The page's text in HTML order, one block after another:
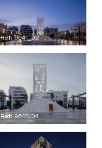
Ref: 9641_02
Ref: 9641_04